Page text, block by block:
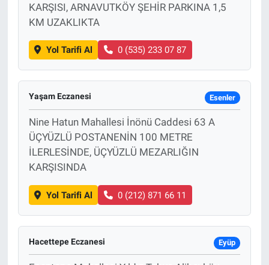
KARŞISI, ARNAVUTKÖY ŞEHİR PARKINA 1,5
KM UZAKLIKTA
Yol Tarifi Al 0 (535) 233 07 87
Yaşam Eczanesi Esenler
Nine Hatun Mahallesi İnönü Caddesi 63 A
ÜÇYÜZLÜ POSTANENİN 100 METRE
İLERLESİNDE, ÜÇYÜZLÜ MEZARLIĞIN
KARŞISINDA
Yol Tarifi Al 0 (212) 871 66 11
Hacettepe Eczanesi Eyüp